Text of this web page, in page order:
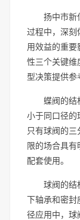
扬中市新
过程中，深刻
用效益的重
性三个关键维
型决策提供参
蝶阀的结
小于同口径
只有球阀的
限的场合具
配套使用。
球阀的结
下轴承和密封
径应用中，球